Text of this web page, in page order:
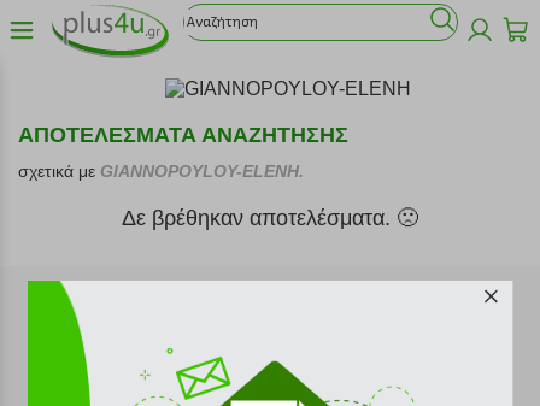
ΑΠΟΤΕΛΕΣΜΑΤΑ ΑΝΑΖΗΤΗΣΗΣ
σχετικά με GIANNOPOYLOY-ELENH.
Δε βρέθηκαν αποτελέσματα. 🙁
Εγγραφή στο newsletter